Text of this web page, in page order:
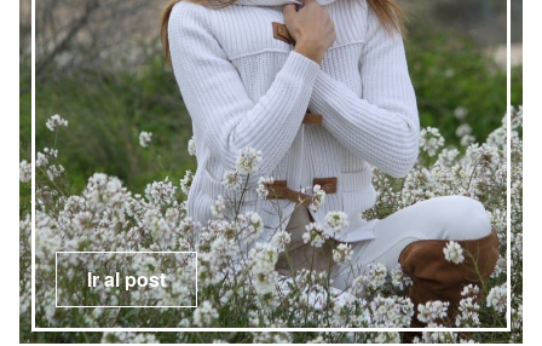
Ir al post